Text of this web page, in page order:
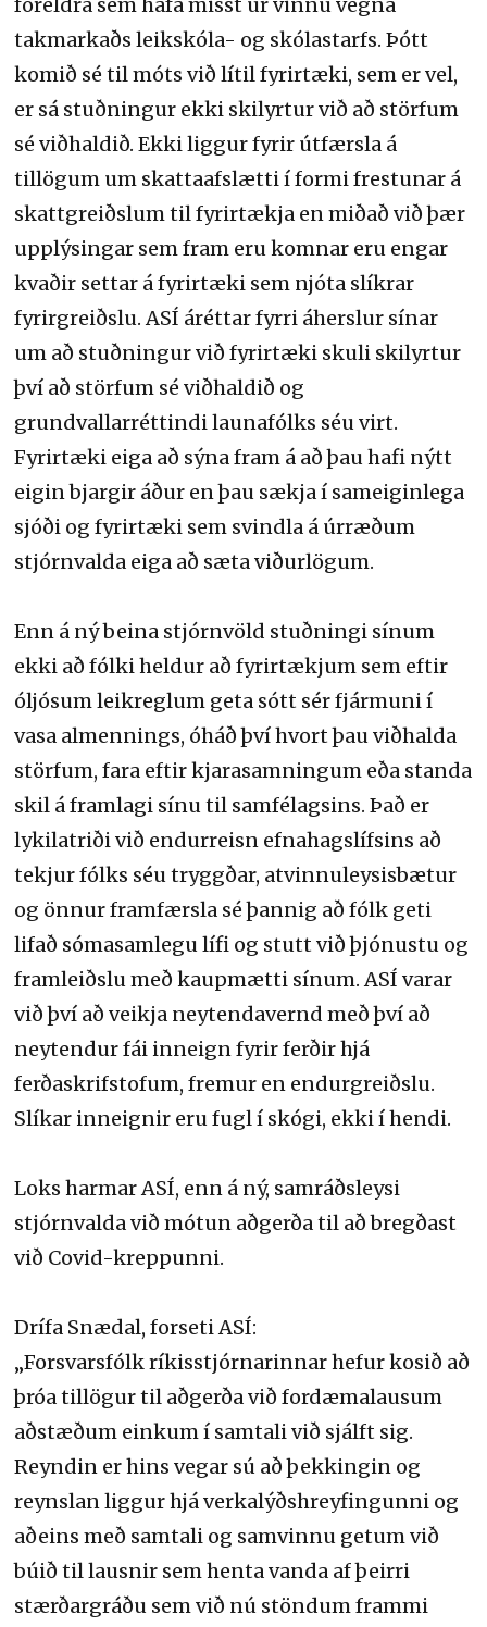
takmarkaðs leikskóla- og skólastarfs. Þótt
komið sé til móts við lítil fyrirtæki, sem er vel,
er sá stuðningur ekki skilyrtur við að störfum
sé viðhaldið. Ekki liggur fyrir útfærsla á
tillögum um skattaafslætti í formi frestunar á
skattgreiðslum til fyrirtækja en miðað við þær
upplýsingar sem fram eru komnar eru engar
kvaðir settar á fyrirtæki sem njóta slíkrar
fyrirgreiðslu. ASÍ áréttar fyrri áherslur sínar
um að stuðningur við fyrirtæki skuli skilyrtur
því að störfum sé viðhaldið og
grundvallarréttindi launafólks séu virt.
Fyrirtæki eiga að sýna fram á að þau hafi nýtt
eigin bjargir áður en þau sækja í sameiginlega
sjóði og fyrirtæki sem svindla á úrræðum
stjórnvalda eiga að sæta viðurlögum.
Enn á ný beina stjórnvöld stuðningi sínum
ekki að fólki heldur að fyrirtækjum sem eftir
óljósum leikreglum geta sótt sér fjármuni í
vasa almennings, óháð því hvort þau viðhalda
störfum, fara eftir kjarasamningum eða standa
skil á framlagi sínu til samfélagsins. Það er
lykilatriði við endurreisn efnahagslífsins að
tekjur fólks séu tryggðar, atvinnuleysisbætur
og önnur framfærsla sé þannig að fólk geti
lifað sómasamlegu lífi og stutt við þjónustu og
framleiðslu með kaupmætti sínum. ASÍ varar
við því að veikja neytendavernd með því að
neytendur fái inneign fyrir ferðir hjá
ferðaskrifstofum, fremur en endurgreiðslu.
Slíkar inneignir eru fugl í skógi, ekki í hendi.
Loks harmar ASÍ, enn á ný, samráðsleysi
stjórnvalda við mótun aðgerða til að bregðast
við Covid-kreppunni.
Drífa Snædal, forseti ASÍ:
„Forsvarsfólk ríkisstjórnarinnar hefur kosið að
þróa tillögur til aðgerða við fordæmalausum
aðstæðum einkum í samtali við sjálft sig.
Reyndin er hins vegar sú að þekkingin og
reynslan liggur hjá verkalýðshreyfingunni og
aðeins með samtali og samvinnu getum við
búið til lausnir sem henta vanda af þeirri
stærðargráðu sem við nú stöndum frammi